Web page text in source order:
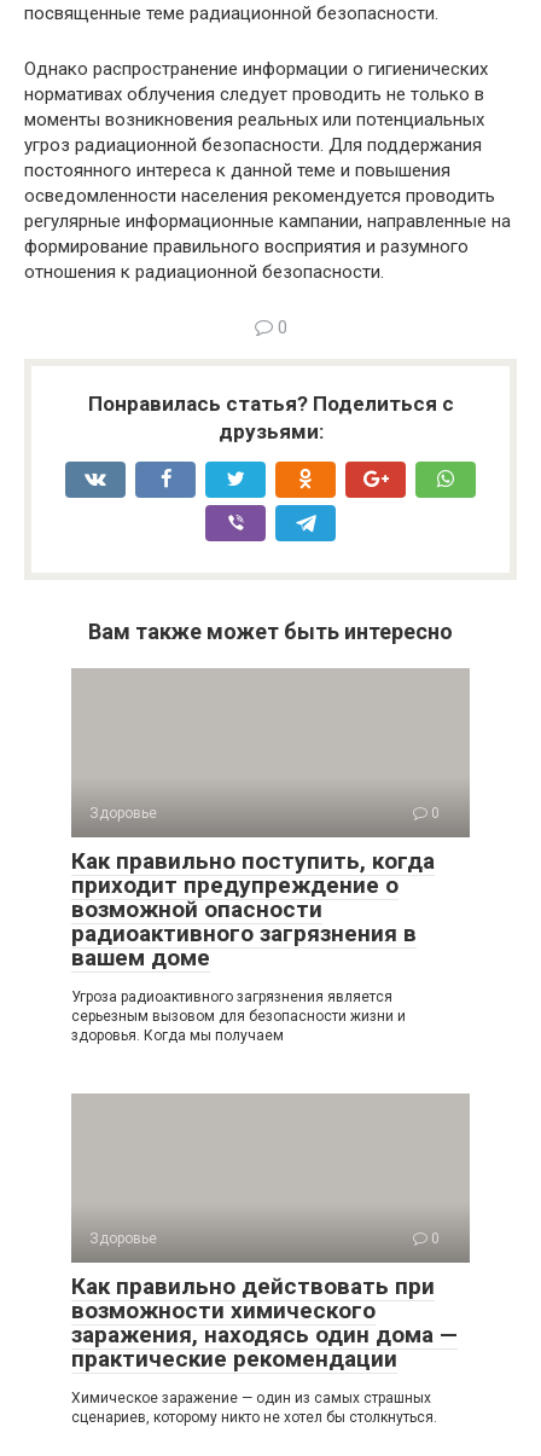
посвященные теме радиационной безопасности.
Однако распространение информации о гигиенических
нормативах облучения следует проводить не только в
моменты возникновения реальных или потенциальных
угроз радиационной безопасности. Для поддержания
постоянного интереса к данной теме и повышения
осведомленности населения рекомендуется проводить
регулярные информационные кампании, направленные на
формирование правильного восприятия и разумного
отношения к радиационной безопасности.
0
Понравилась статья? Поделиться с
друзьями:
Вам также может быть интересно
Здоровье 0
Как правильно поступить, когда
приходит предупреждение о
возможной опасности
радиоактивного загрязнения в
вашем доме
Угроза радиоактивного загрязнения является
серьезным вызовом для безопасности жизни и
здоровья. Когда мы получаем
Здоровье 0
Как правильно действовать при
возможности химического
заражения, находясь один дома —
практические рекомендации
Химическое заражение — один из самых страшных
сценариев, которому никто не хотел бы столкнуться.